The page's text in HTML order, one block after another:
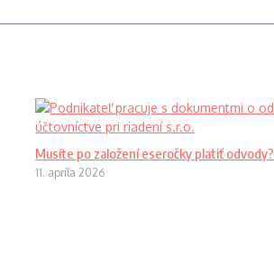
Musíte po založení eseročky platiť odvody?
11. apríla 2026